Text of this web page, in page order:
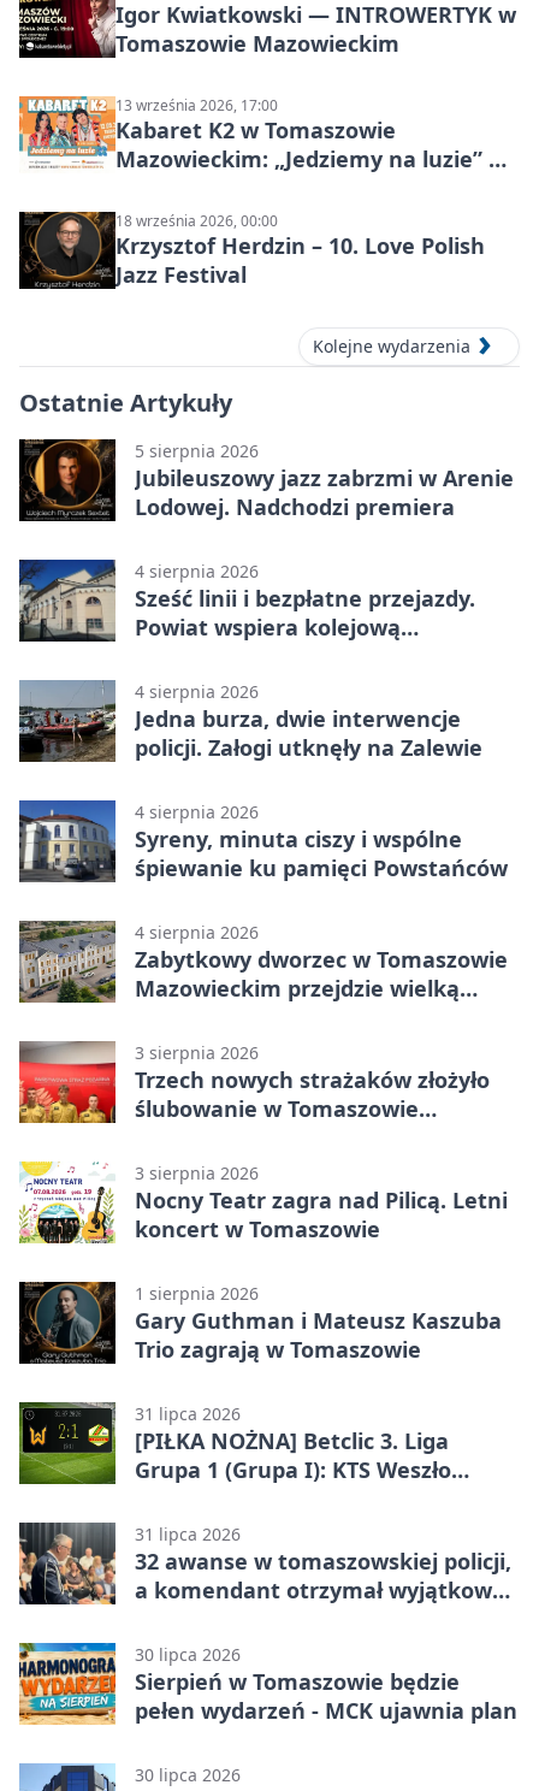
Igor Kwiatkowski — INTROWERTYK w
Tomaszowie Mazowieckim
13 września 2026, 17:00
Kabaret K2 w Tomaszowie
Mazowieckim: „Jedziemy na luzie” w
Społecznej
18 września 2026, 00:00
Krzysztof Herdzin – 10. Love Polish
Jazz Festival
Kolejne wydarzenia
Ostatnie Artykuły
5 sierpnia 2026
Jubileuszowy jazz zabrzmi w Arenie
Lodowej. Nadchodzi premiera
4 sierpnia 2026
Sześć linii i bezpłatne przejazdy.
Powiat wspiera kolejową
4 sierpnia 2026
Jedna burza, dwie interwencje
policji. Załogi utknęły na Zalewie
4 sierpnia 2026
Syreny, minuta ciszy i wspólne
śpiewanie ku pamięci Powstańców
4 sierpnia 2026
Zabytkowy dworzec w Tomaszowie
Mazowieckim przejdzie wielką
wykonawcy
3 sierpnia 2026
Trzech nowych strażaków złożyło
ślubowanie w Tomaszowie
3 sierpnia 2026
Nocny Teatr zagra nad Pilicą. Letni
koncert w Tomaszowie
1 sierpnia 2026
Gary Guthman i Mateusz Kaszuba
Trio zagrają w Tomaszowie
31 lipca 2026
[PIŁKA NOŻNA] Betclic 3. Liga
Grupa 1 (Grupa I): KTS Weszło
Mazowiecki 2:1
31 lipca 2026
32 awanse w tomaszowskiej policji,
a komendant otrzymał wyjątkowy
30 lipca 2026
Sierpień w Tomaszowie będzie
pełen wydarzeń - MCK ujawnia plan
30 lipca 2026